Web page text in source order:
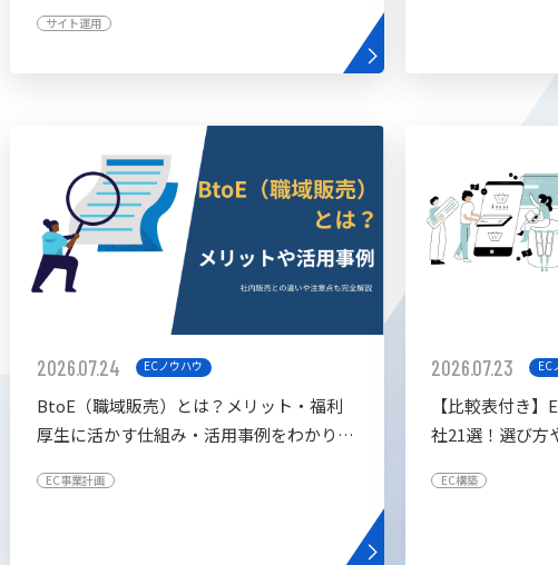
サイト運用
2026.07.24 ECノウハウ
BtoE（職域販売）とは？メリット・福利
厚生に活かす仕組み・活用事例をわかりや
EC事業計画
2026.07.23 EC
【比較表付き
社21選！選び方
EC構築